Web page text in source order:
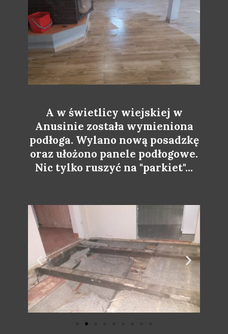
A w świetlicy wiejskiej w
Anusinie została wymieniona
podłoga. Wylano nową posadzkę
oraz ułożono panele podłogowe.
Nic tylko ruszyć na "parkiet"...